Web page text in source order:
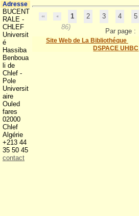
1 2 3 4 5
86)
Par page :
Site Web de La Bibliothéque
DSPACE UHBC
Adresse
BUCENT
RALE -
CHLEF
Universit
é
Hassiba
Benboua
li de
Chlef -
Pole
Universit
aire
Ouled
fares
02000
Chlef
Algérie
+213 44
35 50 45
contact